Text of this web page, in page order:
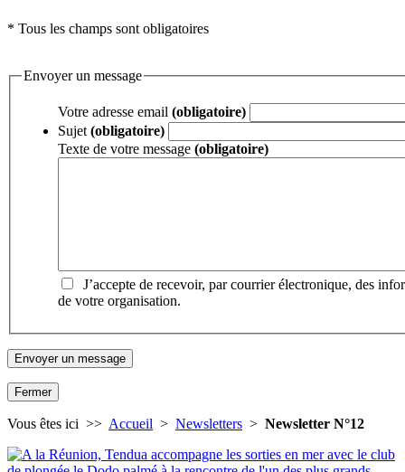
* Tous les champs sont obligatoires
Envoyer un message
Votre adresse email (obligatoire)
Sujet(obligatoire)
Texte de votre message (obligatoire)
J’accepte de recevoir, par courrier électronique, des
de votre organisation.
Fermer
Vous êtes ici >> Accueil > Newsletters > Newsletter N°12